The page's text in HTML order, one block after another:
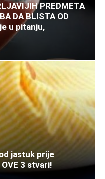
PREDMETA
DA BLISTA OD
u pitanju,
jastuk prije
3 stvari!